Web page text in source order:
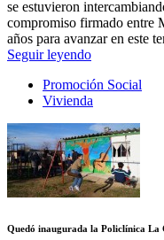
se estuvieron
compromiso firmado entre
años para avanzar en este
Seguir leyendo
Promoción Social
Vivienda
Quedó inaugurada la Policlínica La